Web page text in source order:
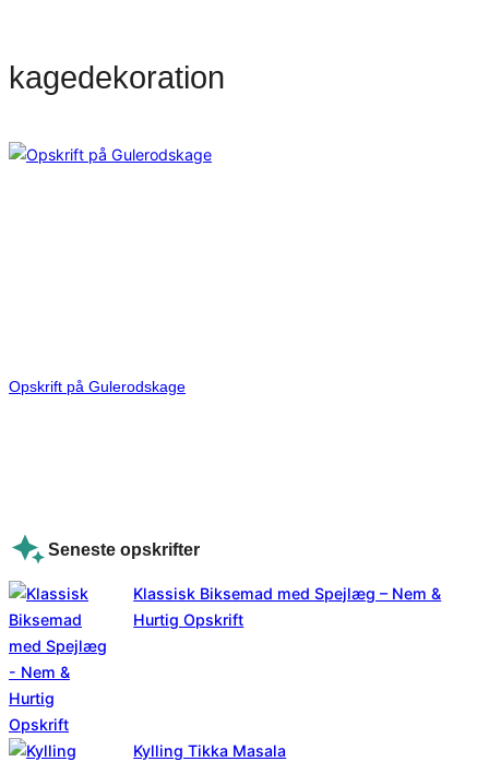
kagedekoration
Opskrift på Gulerodskage
Seneste opskrifter
Klassisk Biksemad med Spejlæg – Nem &
Hurtig Opskrift
Kylling Tikka Masala